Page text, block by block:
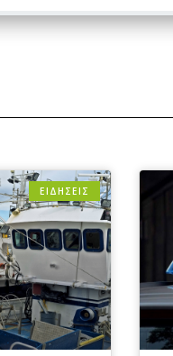
ΕΙΔΗΣΕΙΣ